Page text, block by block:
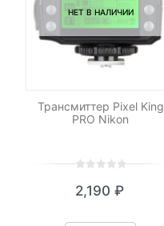
НЕТ В НАЛИЧИИ
Трансмиттер Pixel King
PRO Nikon
out
based
2,190 ₽